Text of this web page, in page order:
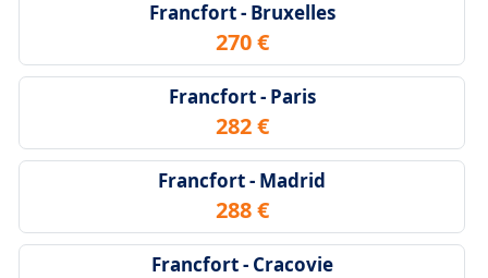
Francfort - Bruxelles
270 €
Francfort - Paris
282 €
Francfort - Madrid
288 €
Francfort - Cracovie